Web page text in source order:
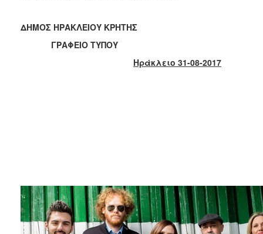
2019
2018
2006
ΔΗΜΟΣ ΗΡΑΚΛΕΙΟΥ ΚΡΗΤΗΣ
ΓΡΑΦΕΙΟ ΤΥΠΟΥ
Ηράκλειο 31-08-2017